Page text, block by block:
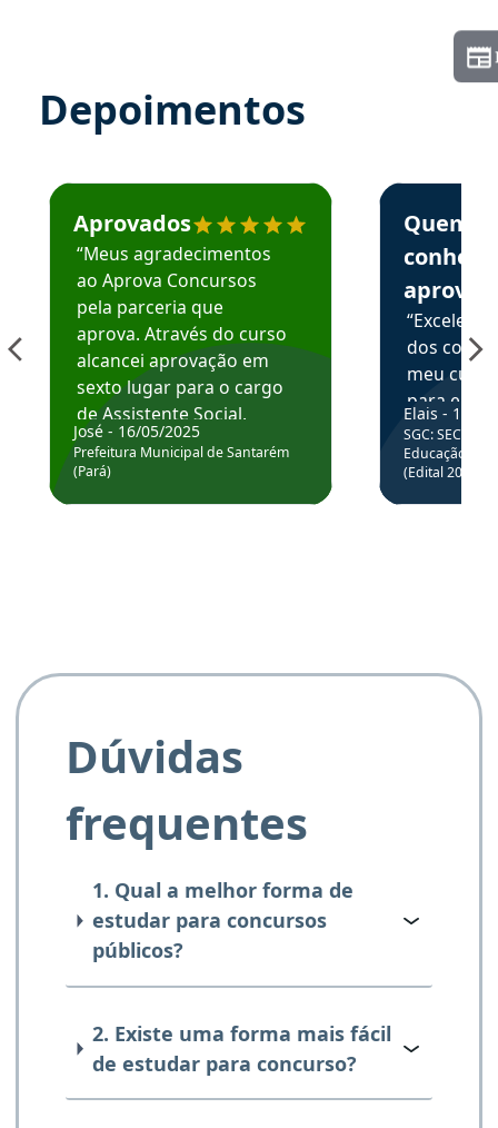
Depoimentos
Estudante José recomenda o Aprova Concursos em
Aprovados
“Meus agradecimentos
ao Aprova Concursos
pela parceria que
aprova. Através do curso
alcancei aprovação em
sexto lugar para o cargo
de Assistente Social.
Hoje estou atuando na
Prefeitura de Santarém.
José - 16/05/2025
Prefeitura Municipal de Santarém
(Pará)
Estudante
Quem
aprova
dos
meu
para
colocar
através
de
Elais - 15/
SGC: SEC BA
Educação
(Edital
Dúvidas
frequentes
1. Qual a melhor forma de
estudar para concursos
públicos?
2. Existe uma forma mais fácil
de estudar para concurso?